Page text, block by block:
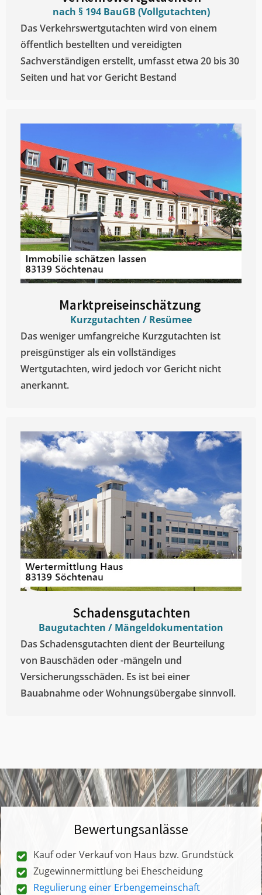
nach § 194 BauGB (Vollgutachten)
Das Verkehrswertgutachten wird von einem
öffentlich bestellten und vereidigten
Sachverständigen erstellt, umfasst etwa 20 bis 30
Seiten und hat vor Gericht Bestand
Marktpreiseinschätzung ​
Kurzgutachten / Resümee
Das weniger umfangreiche Kurzgutachten ist
preisgünstiger als ein vollständiges
Wertgutachten, wird jedoch vor Gericht nicht
anerkannt.
Schadensgutachten
Baugutachten / Mängeldokumentation
Das Schadensgutachten dient der Beurteilung
von Bauschäden oder -mängeln und
Versicherungsschäden. Es ist bei einer
Bauabnahme oder Wohnungsübergabe sinnvoll.
Bewertungsanlässe
Kauf oder Verkauf von Haus bzw. Grundstück
Zugewinnermittlung bei Ehescheidung
Regulierung einer Erbengemeinschaft